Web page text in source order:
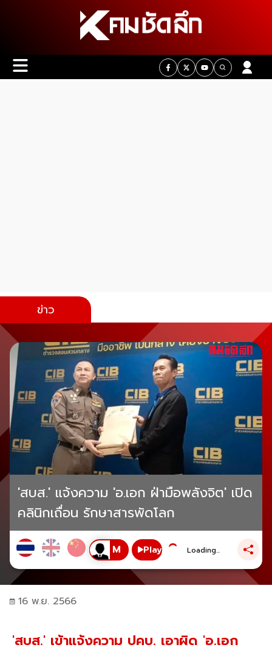
ข่าว
'สบส.' แจ้งความ 'อ.เอก ฝ่ามือพลังจิต' เปิด
คลินิกเถื่อน รักษาสารพัดโลก
Play Loading...
16 พ.ย. 2566
'สบส.' เข้าแจ้งความ ปคบ. เอาผิด 'อ.เอก